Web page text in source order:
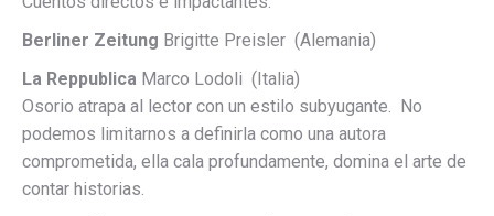
Berliner Zeitung Brigitte Preisler (Alemania)
La Reppublica Marco Lodoli (Italia)
Osorio atrapa al lector con un estilo subyugante. No
podemos limitarnos a definirla como una autora
comprometida, ella cala profundamente, domina el arte de
contar historias.